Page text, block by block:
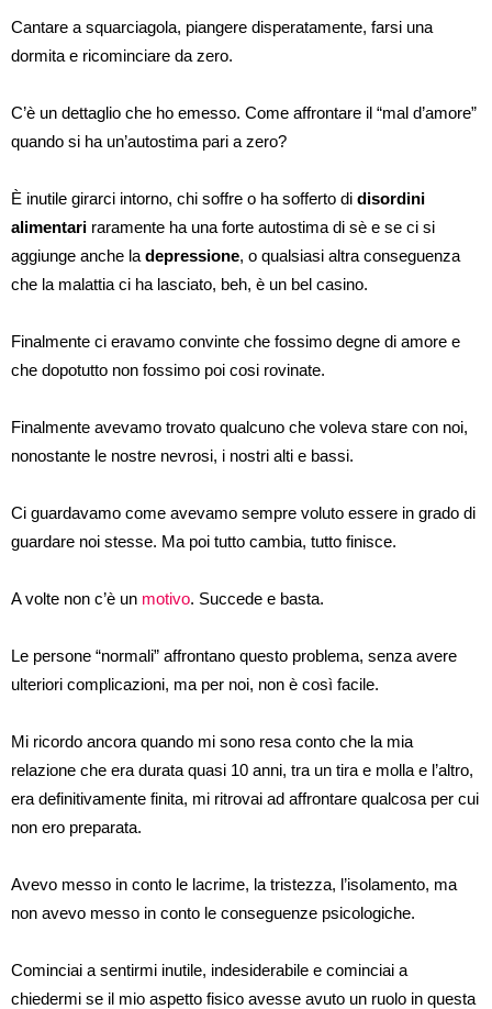
Cantare a squarciagola, piangere disperatamente, farsi una
dormita e ricominciare da zero.
C’è un dettaglio che ho emesso. Come affrontare il “mal d’amore”
quando si ha un’autostima pari a zero?
È inutile girarci intorno, chi soffre o ha sofferto di disordini
alimentari raramente ha una forte autostima di sè e se ci si
aggiunge anche la depressione, o qualsiasi altra conseguenza
che la malattia ci ha lasciato, beh, è un bel casino.
Finalmente ci eravamo convinte che fossimo degne di amore e
che dopotutto non fossimo poi cosi rovinate.
Finalmente avevamo trovato qualcuno che voleva stare con noi,
nonostante le nostre nevrosi, i nostri alti e bassi.
Ci guardavamo come avevamo sempre voluto essere in grado di
guardare noi stesse. Ma poi tutto cambia, tutto finisce.
A volte non c’è un motivo. Succede e basta.
Le persone “normali” affrontano questo problema, senza avere
ulteriori complicazioni, ma per noi, non è così facile.
Mi ricordo ancora quando mi sono resa conto che la mia
relazione che era durata quasi 10 anni, tra un tira e molla e l’altro,
era definitivamente finita, mi ritrovai ad affrontare qualcosa per cui
non ero preparata.
Avevo messo in conto le lacrime, la tristezza, l’isolamento, ma
non avevo messo in conto le conseguenze psicologiche.
Cominciai a sentirmi inutile, indesiderabile e cominciai a
chiedermi se il mio aspetto fisico avesse avuto un ruolo in questa